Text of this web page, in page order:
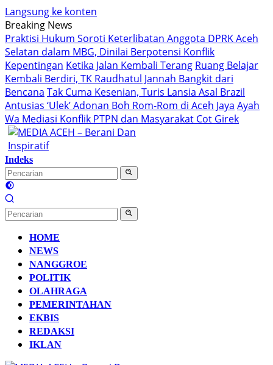
Langsung ke konten
Breaking News
Praktisi Hukum Soroti Keterlibatan Anggota DPRK Aceh
Selatan dalam MBG, Dinilai Berpotensi Konflik
Kepentingan Ketika Jalan Kembali Terang Ruang Belajar
Kembali Berdiri, TK Raudhatul Jannah Bangkit dari
Bencana Tak Cuma Kesenian, Turis Lansia Asal Brazil
Antusias ‘Ulek’ Adonan Boh Rom-Rom di Aceh Jaya Ayah
Wa Mediasi Konflik PTPN dan Masyarakat Cot Girek
Indeks
HOME
NEWS
NANGGROE
POLITIK
OLAHRAGA
PEMERINTAHAN
EKBIS
REDAKSI
IKLAN